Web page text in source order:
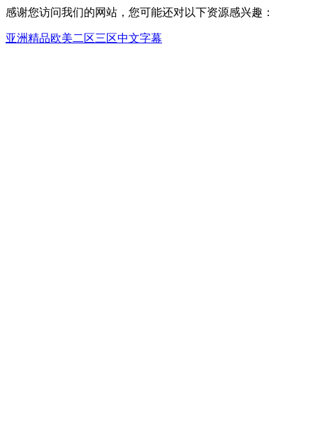
感谢您访问我们的网站，您可能还对以下资源感兴趣：
亚洲精品欧美二区三区中文字幕